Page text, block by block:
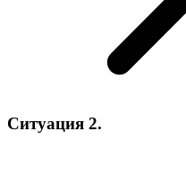
Ситуация 2.